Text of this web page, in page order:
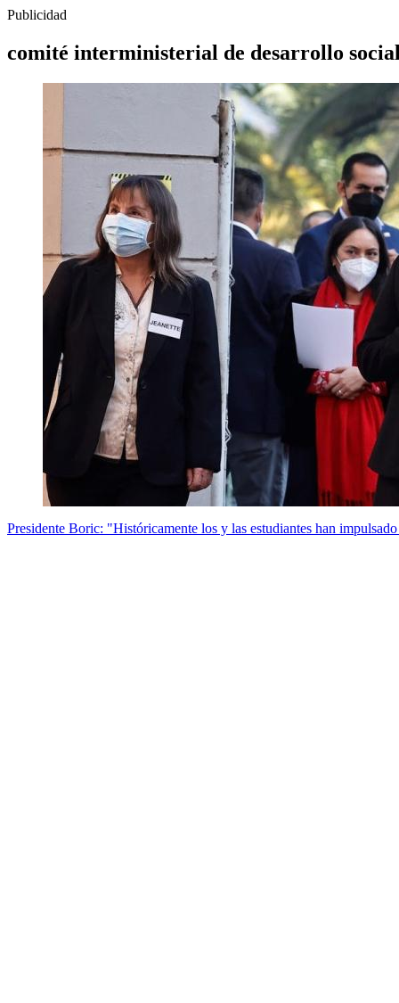
Publicidad
comité interministerial de desarrollo
Presidente Boric: "Históricamente los y las estudiantes han